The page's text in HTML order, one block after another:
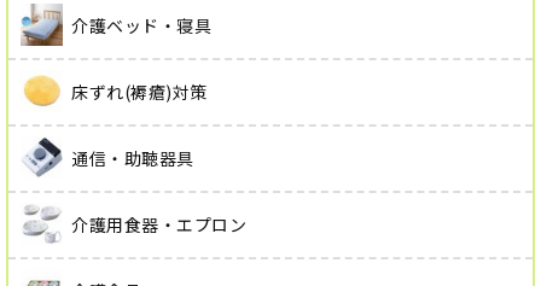
介護ベッド・寝具
床ずれ(褥瘡)対策
通信・助聴器具
介護用食器・エプロン